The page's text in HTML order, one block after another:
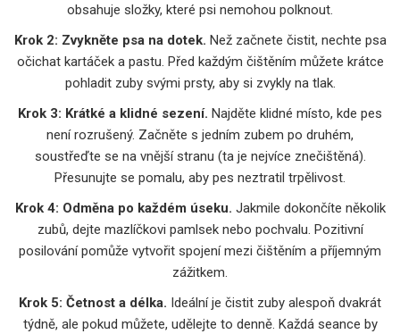
obsahuje složky, které psi nemohou polknout.
Krok 2: Zvykněte psa na dotek. Než začnete čistit, nechte psa
očichat kartáček a pastu. Před každým čištěním můžete krátce
pohladit zuby svými prsty, aby si zvykly na tlak.
Krok 3: Krátké a klidné sezení. Najděte klidné místo, kde pes
není rozrušený. Začněte s jedním zubem po druhém,
soustřeďte se na vnější stranu (ta je nejvíce znečištěná).
Přesunujte se pomalu, aby pes neztratil trpělivost.
Krok 4: Odměna po každém úseku. Jakmile dokončíte několik
zubů, dejte mazlíčkovi pamlsek nebo pochvalu. Pozitivní
posilování pomůže vytvořit spojení mezi čištěním a příjemným
zážitkem.
Krok 5: Četnost a délka. Ideální je čistit zuby alespoň dvakrát
týdně, ale pokud můžete, udělejte to denně. Každá seance by